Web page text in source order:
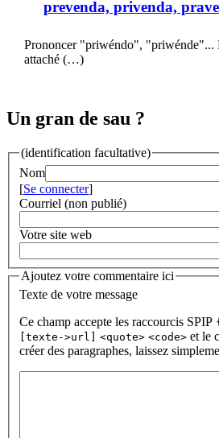
prevenda, privenda,
Prononcer "priwéndo", "priwénde"...
attaché (…)
Un gran de sau ?
(identification facultative)
Nom
[Se connecter]
Courriel (non publié)
Votre site web
Ajoutez votre commentaire ici
Texte de votre message
Ce champ accepte les raccourcis SPIP
[texte->url]
<quote> <code> et le
créer des paragraphes, laissez